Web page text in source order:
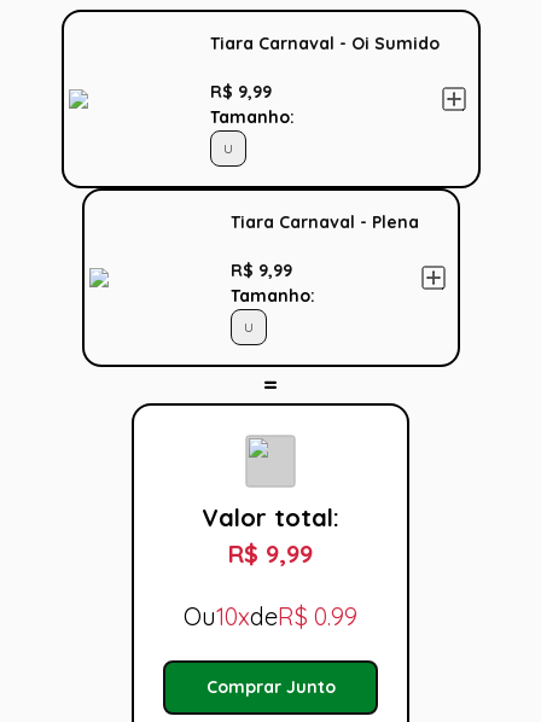
Tiara Carnaval - Oi Sumido
R$ 9,99
Tamanho:
U
Tiara Carnaval - Plena
R$ 9,99
Tamanho:
U
Valor total:
R$ 9,99
Ou10xdeR$ 0.99
Comprar Junto